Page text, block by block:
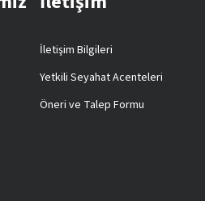
İletişim Bilgileri
Yetkili Seyahat Acenteleri
Öneri ve Talep Formu